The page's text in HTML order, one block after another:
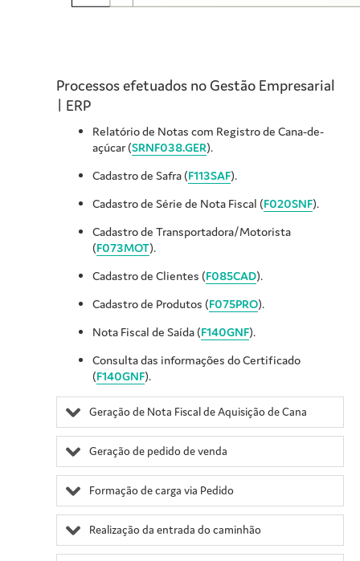
Processos efetuados noGestão Empresarial
| ERP
Relatório de Notas com Registro de Cana-de-
açúcar (SRNF038.GER).
Cadastro de Safra (F113SAF).
Cadastro de Série de Nota Fiscal (F020SNF).
Cadastro de Transportadora/Motorista
(F073MOT).
Cadastro de Clientes (F085CAD).
Cadastro de Produtos (F075PRO).
Nota Fiscal de Saída (F140GNF).
Consulta das informações do Certificado
(F140GNF).
Geração de Nota Fiscal de Aquisição de Cana
Geração de pedido de venda
Formação de carga via Pedido
Realização da entrada do caminhão